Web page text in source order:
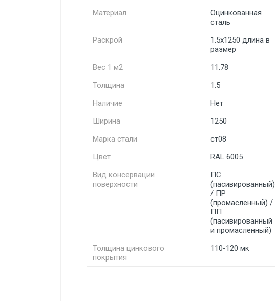
Материал
Оцинкованная
сталь
Раскрой
1.5х1250 длина в
размер
Вес 1 м2
11.78
Толщина
1.5
Наличие
Нет
Ширина
1250
Марка стали
ст08
Цвет
RAL 6005
Вид консервации
поверхности
ПС
(пасивированный)
/ ПР
(промасленный) /
ПП
(пасивированный
и промасленный)
Толщина цинкового
покрытия
110-120 мк